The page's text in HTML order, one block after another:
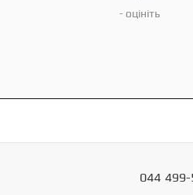
- оцініть
044